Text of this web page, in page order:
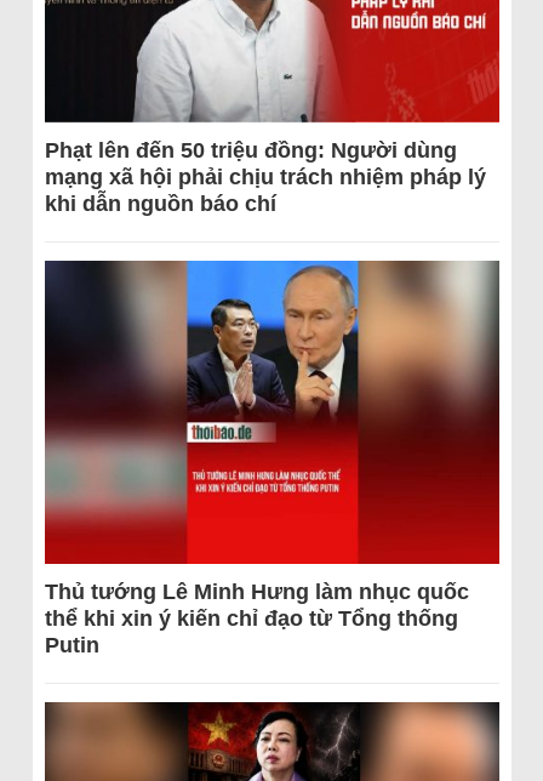
Phạt lên đến 50 triệu đồng: Người dùng
mạng xã hội phải chịu trách nhiệm pháp lý
khi dẫn nguồn báo chí
Thủ tướng Lê Minh Hưng làm nhục quốc
thể khi xin ý kiến chỉ đạo từ Tổng thống
Putin